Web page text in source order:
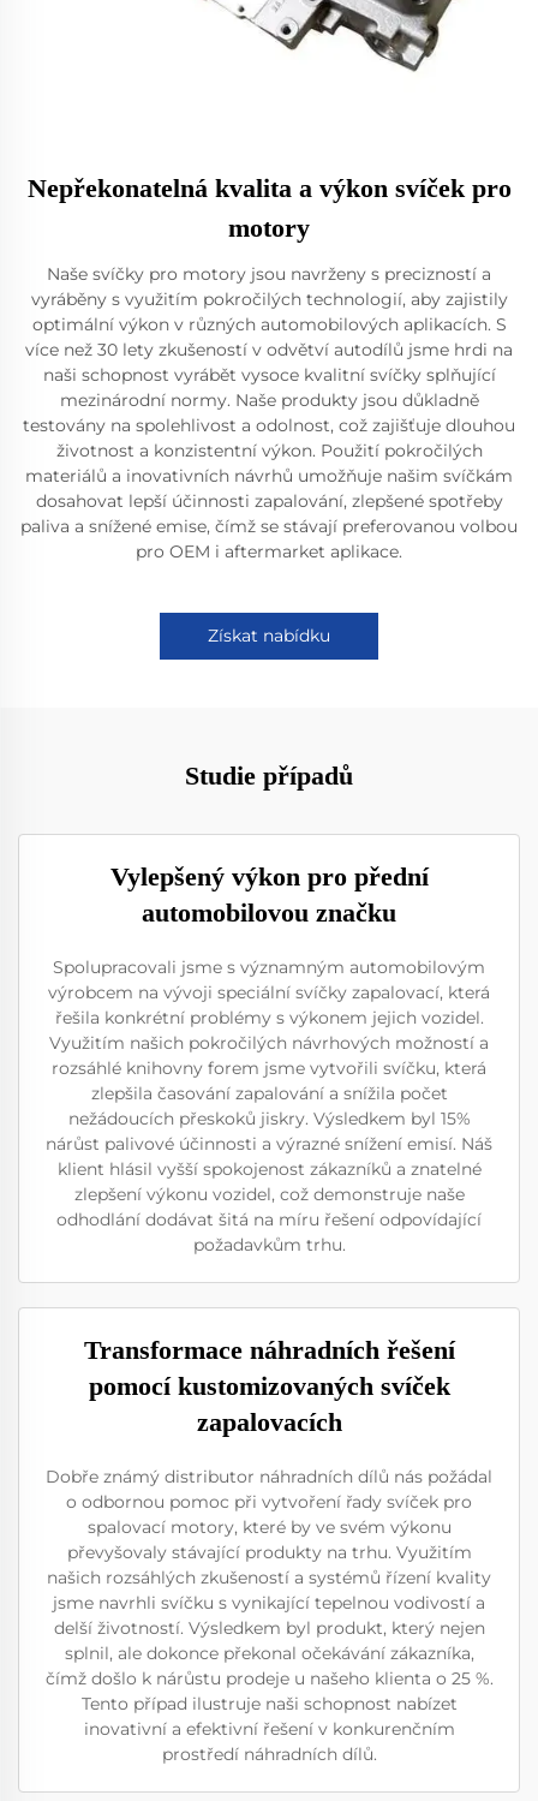
Nepřekonatelná kvalita a výkon svíček pro
motory
Naše svíčky pro motory jsou navrženy s precizností a
vyráběny s využitím pokročilých technologií, aby zajistily
optimální výkon v různých automobilových aplikacích. S
více než 30 lety zkušeností v odvětví autodílů jsme hrdi na
naši schopnost vyrábět vysoce kvalitní svíčky splňující
mezinárodní normy. Naše produkty jsou důkladně
testovány na spolehlivost a odolnost, což zajišťuje dlouhou
životnost a konzistentní výkon. Použití pokročilých
materiálů a inovativních návrhů umožňuje našim svíčkám
dosahovat lepší účinnosti zapalování, zlepšené spotřeby
paliva a snížené emise, čímž se stávají preferovanou volbou
pro OEM i aftermarket aplikace.
Získat nabídku
Studie případů
Vylepšený výkon pro přední
automobilovou značku
Spolupracovali jsme s významným automobilovým
výrobcem na vývoji speciální svíčky zapalovací, která
řešila konkrétní problémy s výkonem jejich vozidel.
Využitím našich pokročilých návrhových možností a
rozsáhlé knihovny forem jsme vytvořili svíčku, která
zlepšila časování zapalování a snížila počet
nežádoucích přeskoků jiskry. Výsledkem byl 15%
nárůst palivové účinnosti a výrazné snížení emisí. Náš
klient hlásil vyšší spokojenost zákazníků a znatelné
zlepšení výkonu vozidel, což demonstruje naše
odhodlání dodávat šitá na míru řešení odpovídající
požadavkům trhu.
Transformace náhradních řešení
pomocí kustomizovaných svíček
zapalovacích
Dobře známý distributor náhradních dílů nás požádal
o odbornou pomoc při vytvoření řady svíček pro
spalovací motory, které by ve svém výkonu
převyšovaly stávající produkty na trhu. Využitím
našich rozsáhlých zkušeností a systémů řízení kvality
jsme navrhli svíčku s vynikající tepelnou vodivostí a
delší životností. Výsledkem byl produkt, který nejen
splnil, ale dokonce překonal očekávání zákazníka,
čímž došlo k nárůstu prodeje u našeho klienta o 25 %.
Tento případ ilustruje naši schopnost nabízet
inovativní a efektivní řešení v konkurenčním
prostředí náhradních dílů.